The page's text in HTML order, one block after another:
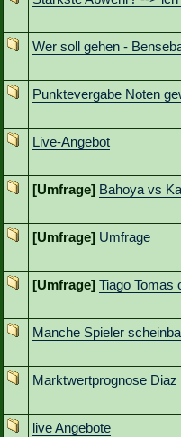
Wer soll gehen -
Punktevergabe Noten
Live-Angebot
[Umfrage] Bahoya vs
[Umfrage] Umfrage
[Umfrage] Tiago Tomas
Manche Spieler
Marktwertprognose Diaz
live Angebote